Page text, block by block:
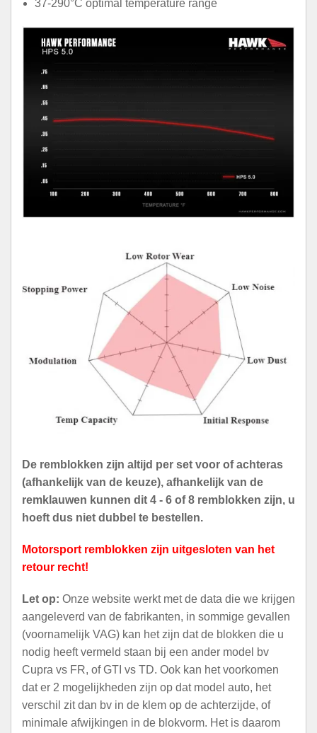
37-290°C optimal temperature range
De remblokken zijn altijd per set voor of achteras
(afhankelijk van de keuze), afhankelijk van de
remklauwen kunnen dit 4 - 6 of 8 remblokken zijn, u
hoeft dus niet dubbel te bestellen.
Motorsport remblokken zijn uitgesloten van het
retour recht!
Let op: Onze website werkt met de data die we krijgen
aangeleverd van de fabrikanten, in sommige gevallen
(voornamelijk VAG) kan het zijn dat de blokken die u
nodig heeft vermeld staan bij een ander model bv
Cupra vs FR, of GTI vs TD. Ook kan het voorkomen
dat er 2 mogelijkheden zijn op dat model auto, het
verschil zit dan bv in de klem op de achterzijde, of
minimale afwijkingen in de blokvorm. Het is daarom